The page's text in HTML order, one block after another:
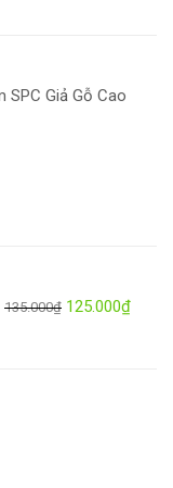
SPC Giả Gỗ Cao
135.000₫ là:
125.000₫